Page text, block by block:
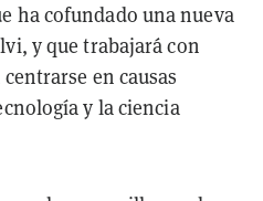
ha cofundado una nueva
y que trabajará con
en causas
y la ciencia